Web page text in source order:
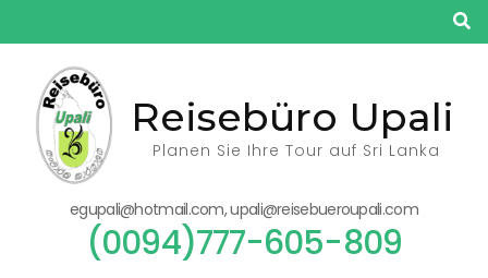
to
content
(Press
Enter)
Reisebüro Upali
Planen Sie Ihre Tour auf Sri Lanka
egupali@hotmail.com, upali@reisebueroupali.com
(0094)777-605-809